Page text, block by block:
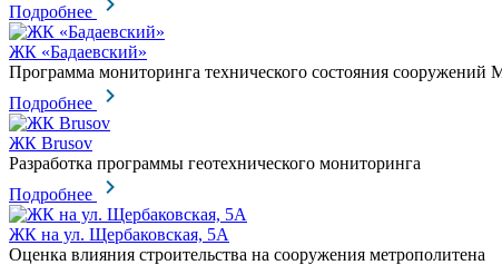
Подробнее
ЖК «Бадаевский»
Программа мониторинга технического состояния сооружений
Подробнее
ЖК Brusov
Разработка программы геотехнического мониторинга
Подробнее
ЖК на ул. Щербаковская, 5А
Оценка влияния строительства на сооружения метрополитена